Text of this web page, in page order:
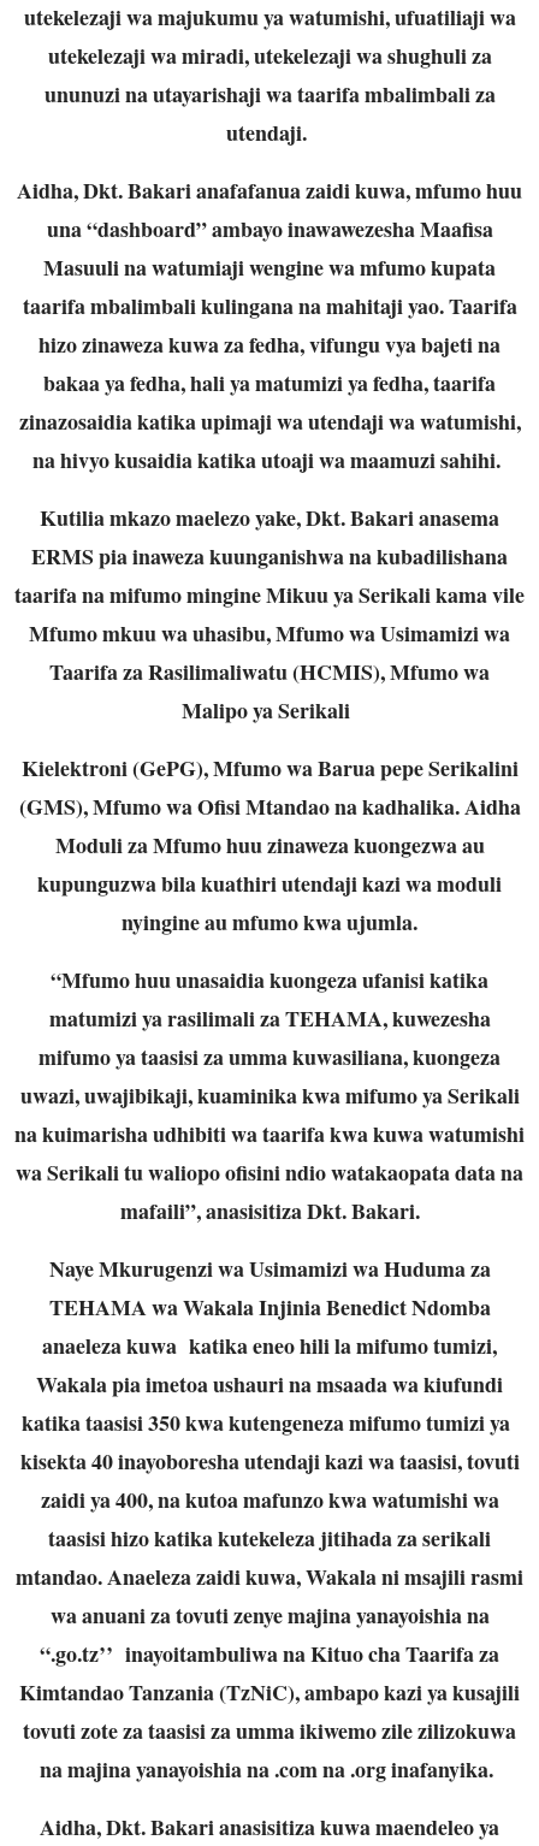
utekelezaji wa majukumu ya watumishi, ufuatiliaji wa
utekelezaji wa miradi, utekelezaji wa shughuli za
ununuzi na utayarishaji wa taarifa mbalimbali za
utendaji.
Aidha, Dkt. Bakari anafafanua zaidi kuwa, mfumo huu
una “dashboard” ambayo inawawezesha Maafisa
Masuuli na watumiaji wengine wa mfumo kupata
taarifa mbalimbali kulingana na mahitaji yao. Taarifa
hizo zinaweza kuwa za fedha, vifungu vya bajeti na
bakaa ya fedha, hali ya matumizi ya fedha, taarifa
zinazosaidia katika upimaji wa utendaji wa watumishi,
na hivyo kusaidia katika utoaji wa maamuzi sahihi.
Kutilia mkazo maelezo yake, Dkt. Bakari anasema
ERMS pia inaweza kuunganishwa na kubadilishana
taarifa na mifumo mingine Mikuu ya Serikali kama vile
Mfumo mkuu wa uhasibu, Mfumo wa Usimamizi wa
Taarifa za Rasilimaliwatu (HCMIS), Mfumo wa
Malipo ya Serikali
Kielektroni (GePG), Mfumo wa Barua pepe Serikalini
(GMS), Mfumo wa Ofisi Mtandao na kadhalika. Aidha
Moduli za Mfumo huu zinaweza kuongezwa au
kupunguzwa bila kuathiri utendaji kazi wa moduli
nyingine au mfumo kwa ujumla.
“Mfumo huu unasaidia kuongeza ufanisi katika
matumizi ya rasilimali za TEHAMA, kuwezesha
mifumo ya taasisi za umma kuwasiliana, kuongeza
uwazi, uwajibikaji, kuaminika kwa mifumo ya Serikali
na kuimarisha udhibiti wa taarifa kwa kuwa watumishi
wa Serikali tu waliopo ofisini ndio watakaopata data na
mafaili”, anasisitiza Dkt. Bakari.
Naye Mkurugenzi wa Usimamizi wa Huduma za
TEHAMA wa Wakala Injinia Benedict Ndomba
anaeleza kuwa katika eneo hili la mifumo tumizi,
Wakala pia imetoa ushauri na msaada wa kiufundi
katika taasisi 350 kwa kutengeneza mifumo tumizi ya
kisekta 40 inayoboresha utendaji kazi wa taasisi, tovuti
zaidi ya 400, na kutoa mafunzo kwa watumishi wa
taasisi hizo katika kutekeleza jitihada za serikali
mtandao. Anaeleza zaidi kuwa, Wakala ni msajili rasmi
wa anuani za tovuti zenye majina yanayoishia na
“.go.tz’’ inayoitambuliwa na Kituo cha Taarifa za
Kimtandao Tanzania (TzNiC), ambapo kazi ya kusajili
tovuti zote za taasisi za umma ikiwemo zile zilizokuwa
na majina yanayoishia na .com na .org inafanyika.
Aidha, Dkt. Bakari anasisitiza kuwa maendeleo ya